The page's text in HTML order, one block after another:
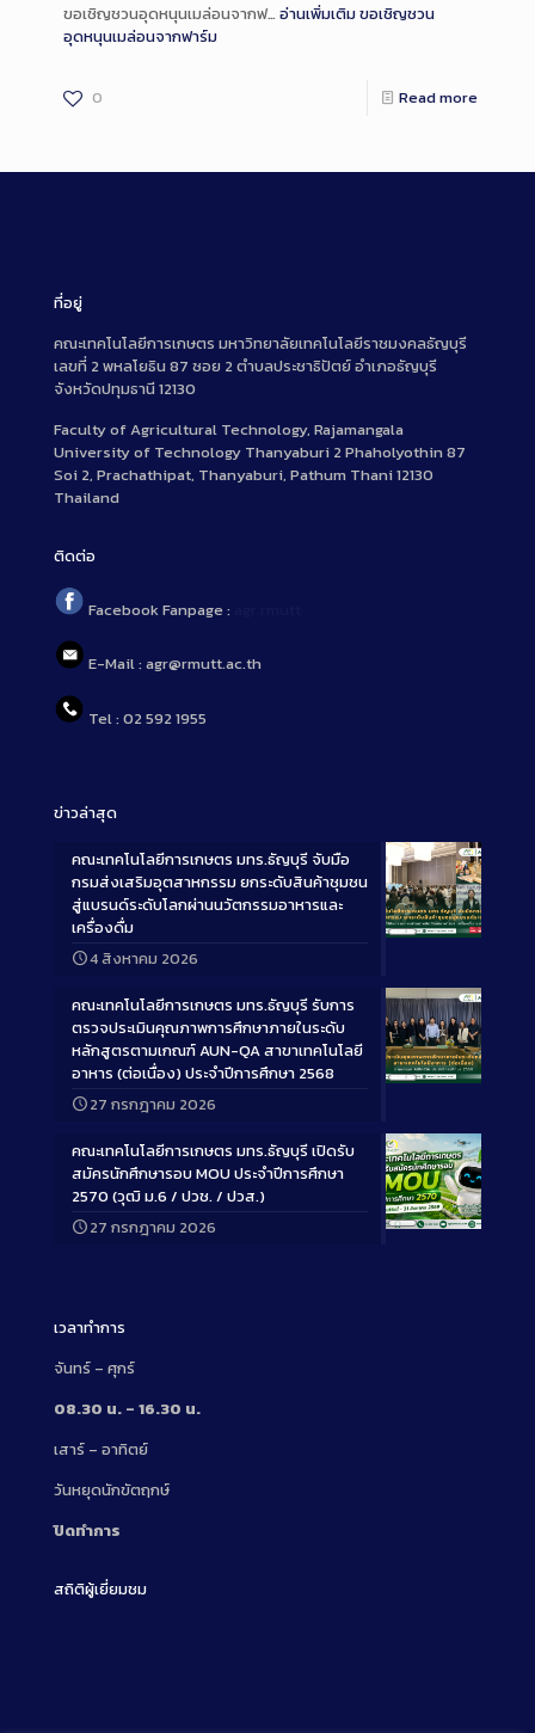
ขอเชิญชวนอุดหนุนเมล่อนจากฟ… อ่านเพิ่มเติมขอเชิญชวน
อุดหนุนเมล่อนจากฟาร์ม
0 Read more
ที่อยู่
คณะเทคโนโลยีการเกษตร มหาวิทยาลัยเทคโนโลยีราชมงคลธัญบุรี
เลขที่ 2 พหลโยธิน 87 ซอย 2 ตำบลประชาธิปัตย์ อำเภอธัญบุรี
จังหวัดปทุมธานี 12130
Faculty of Agricultural Technology, Rajamangala
University of Technology Thanyaburi 2 Phaholyothin 87
Soi 2, Prachathipat, Thanyaburi, Pathum Thani 12130
Thailand
ติดต่อ
Facebook Fanpage :
E-Mail : agr@rmutt.ac.th
Tel : 02 592 1955
ข่าวล่าสุด
Long
คณะเทคโนโลยีการเกษตร มทร.ธัญบุรี จับมือ
กรมส่งเสริมอุตสาหกรรม ยกระดับสินค้าชุมชน
สู่แบรนด์ระดับโลกผ่านนวัตกรรมอาหารและ
เครื่องดื่ม
4 สิงหาคม 2026
Long
คณะเทคโนโลยีการเกษตร มทร.ธัญบุรี รับการ
ตรวจประเมินคุณภาพการศึกษาภายในระดับ
หลักสูตรตามเกณฑ์ AUN-QA สาขาเทคโนโลยี
อาหาร (ต่อเนื่อง) ประจำปีการศึกษา 2568
27 กรกฎาคม 2026
Long
คณะเทคโนโลยีการเกษตร มทร.ธัญบุรี เปิดรับ
สมัครนักศึกษารอบ MOU ประจำปีการศึกษา
2570 (วุฒิ ม.6 / ปวช. / ปวส.)
27 กรกฎาคม 2026
เวลาทำการ
จันทร์ – ศุกร์
08.30 น. – 16.30 น.
เสาร์ – อาทิตย์
วันหยุดนักขัตฤกษ์
ปิดทำการ
สถิติผู้เยี่ยมชม